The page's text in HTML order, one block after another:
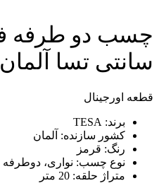
سانتی تسا آلمان TESA
قطعه اورجینال
برند: TESA
کشور سازنده: آلمان
رنگ: قرمز
نوع چسب: نواری، دوطرفه
متراژ حلقه: 20 متر